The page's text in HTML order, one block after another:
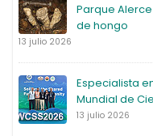
Parque
de hongo
13 julio 2026
Especialista
Mundial de
13 julio 2026